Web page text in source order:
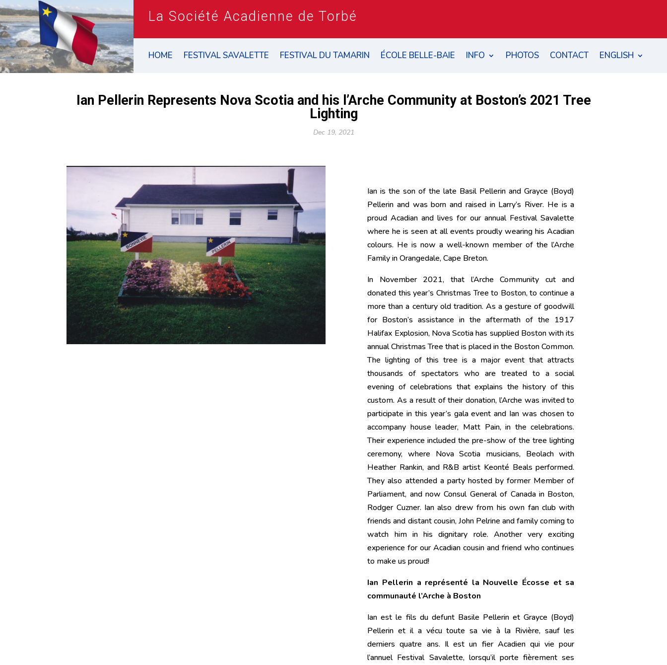
La Société Acadienne de Torbé
HOME FESTIVAL SAVALETTE FESTIVAL DU TAMARIN ÉCOLE BELLE-BAIE INFO PHOTOS CONTACT ENGLISH
Ian Pellerin Represents Nova Scotia and his l’Arche Community at Boston’s 2021 Tree
Lighting
Dec 19, 2021
Ian is the son of the late Basil Pellerin and Grayce (Boyd)
Pellerin and was born and raised in Larry’s River. He is a
proud Acadian and lives for our annual Festival Savalette
where he is seen at all events proudly wearing his Acadian
colours. He is now a well-known member of the l’Arche
Family in Orangedale, Cape Breton.
In November 2021, that l’Arche Community cut and
donated this year’s Christmas Tree to Boston, to continue a
more than a century old tradition. As a gesture of goodwill
for Boston’s assistance in the aftermath of the 1917
Halifax Explosion, Nova Scotia has supplied Boston with its
annual Christmas Tree that is placed in the Boston Common.
The lighting of this tree is a major event that attracts
thousands of spectators who are treated to a social
evening of celebrations that explains the history of this
custom. As a result of their donation, l’Arche was invited to
participate in this year’s gala event and Ian was chosen to
accompany house leader, Matt Pain, in the celebrations.
Their experience included the pre-show of the tree lighting
ceremony, where Nova Scotia musicians, Beolach with
Heather Rankin, and R&B artist Keonté Beals performed.
They also attended a party hosted by former Member of
Parliament, and now Consul General of Canada in Boston,
Rodger Cuzner. Ian also drew from his own fan club with
friends and distant cousin, John Pelrine and family coming to
watch him in his dignitary role. Another very exciting
experience for our Acadian cousin and friend who continues
to make us proud!
Ian Pellerin a représenté la Nouvelle Écosse et sa
communauté l’Arche à Boston
Ian est le fils du defunt Basile Pellerin et Grayce (Boyd)
Pellerin et il a vécu toute sa vie à la Rivière, sauf les
derniers quatre ans. Il est un fier Acadien qui vie pour
l’annuel Festival Savalette, lorsqu’il porte fièrement ses